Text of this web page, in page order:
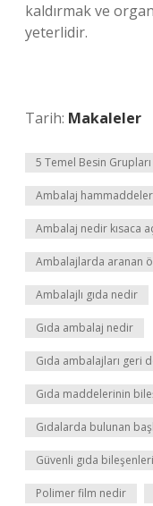
kaldırmak ve
yeterlidir.
Tarih: Makaleler
5 Temel Besin
Ambalaj
Ambalaj nedir kısaca
Ambalajlarda aranan
Ambalajlı gıda nedir
Gıda ambalaj nedir
Gıda ambalajları geri
Gıda maddelerinin
Gıdalarda bulunan
Güvenli gıda
Polimer film nedir